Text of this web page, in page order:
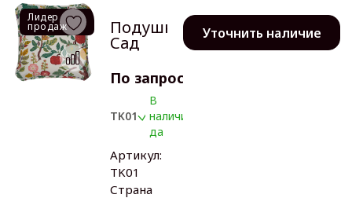
Лидер
продаж
По запросу
Подушка
Сад
В
наличии:
да
TK01
Артикул:
TK01
Страна
Уточнить наличие